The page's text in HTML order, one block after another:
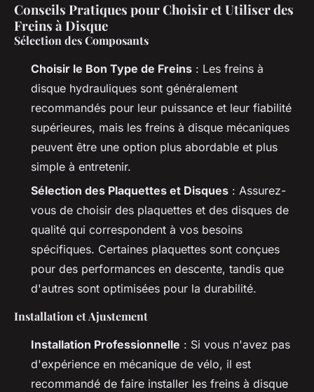
Conseils Pratiques pour Choisir et Utiliser des
Freins à Disque
Sélection des Composants
Choisir le Bon Type de Freins : Les freins à
disque hydrauliques sont généralement
recommandés pour leur puissance et leur fiabilité
supérieures, mais les freins à disque mécaniques
peuvent être une option plus abordable et plus
simple à entretenir.
Sélection des Plaquettes et Disques : Assurez-
vous de choisir des plaquettes et des disques de
qualité qui correspondent à vos besoins
spécifiques. Certaines plaquettes sont conçues
pour des performances en descente, tandis que
d'autres sont optimisées pour la durabilité.
Installation et Ajustement
Installation Professionnelle : Si vous n'avez pas
d'expérience en mécanique de vélo, il est
recommandé de faire installer les freins à disque